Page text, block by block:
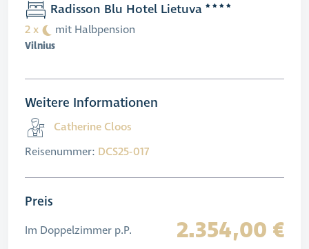
Radisson Blu Hotel Lietuva
2 x mit Halbpension
Vilnius
Weitere Informationen
Catherine Cloos
Reisenummer: DCS25-017
Preis
Im Doppelzimmer p.P. 2.354,00 €